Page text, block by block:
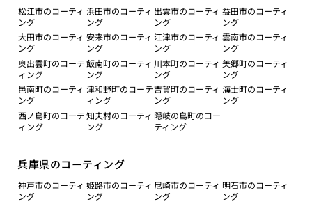
松江市のコーティ
ング
浜田市のコーティ
ング
出雲市のコーティ
ング
益田市のコーティ
ング
大田市のコーティ
ング
安来市のコーティ
ング
江津市のコーティ
ング
雲南市のコーティ
ング
奥出雲町のコーテ
ィング
飯南町のコーティ
ング
川本町のコーティ
ング
美郷町のコーティ
ング
邑南町のコーティ
ング
津和野町のコーテ
ィング
吉賀町のコーティ
ング
海士町のコーティ
ング
西ノ島町のコーテ
ィング
知夫村のコーティ
ング
隠岐の島町のコー
ティング
兵庫県のコーティング
神戸市のコーティ
ング
姫路市のコーティ
ング
尼崎市のコーティ
ング
明石市のコーティ
ング